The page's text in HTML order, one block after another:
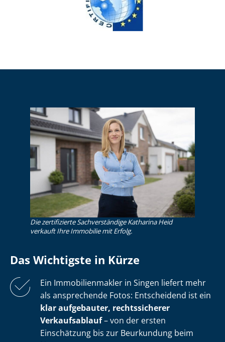
Die zertifizierte Sachverständige Katharina Heid
verkauft Ihre Immobilie mit Erfolg.
Das Wichtigste in Kürze
Ein Im­mo­bi­li­en­mak­ler in Singen liefert mehr
als ansprechende Fotos: Entscheidend ist ein
klar aufgebauter, rechtssicherer
Verkaufsablauf– von der ersten
Einschätzung bis zur Beurkundung beim